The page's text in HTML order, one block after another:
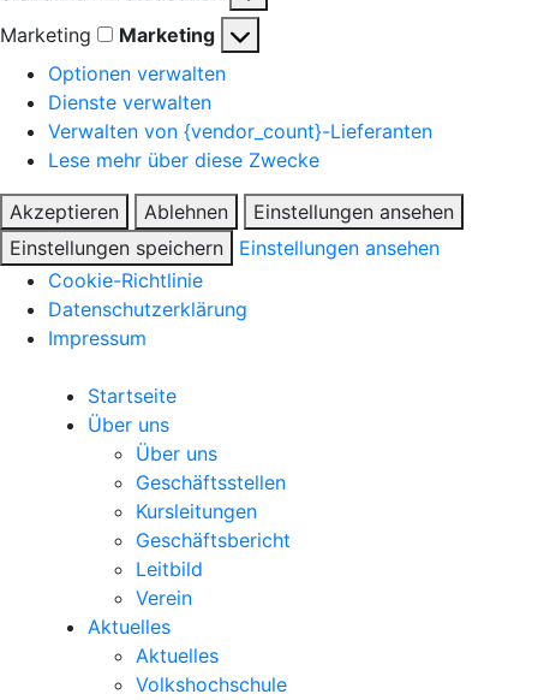
Marketing
Marketing
Optionen verwalten
Dienste verwalten
Verwalten von {vendor_count}-Lieferanten
Lese mehr über diese Zwecke
Akzeptieren Ablehnen
Einstellungen ansehen
Einstellungen speichern
Einstellungen ansehen
Cookie-Richtlinie
Datenschutzerklärung
Impressum
Startseite
Über uns
Über uns
Geschäftsstellen
Kursleitungen
Geschäftsbericht
Leitbild
Verein
Aktuelles
Aktuelles
Volkshochschule